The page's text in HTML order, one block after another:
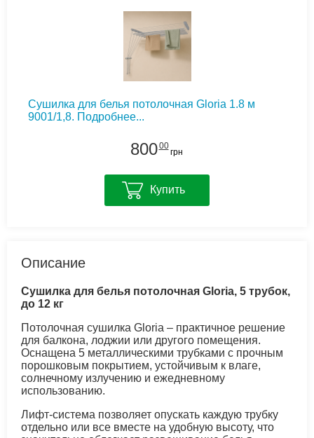
Сушилка для белья потолочная Gloria 1.8 м
9001/1,8. Подробнее...
80000
грн
Купить
Описание
Сушилка для белья потолочная Gloria, 5 трубок,
до 12 кг
Потолочная сушилка Gloria – практичное решение
для балкона, лоджии или другого помещения.
Оснащена 5 металлическими трубками с прочным
порошковым покрытием, устойчивым к влаге,
солнечному излучению и ежедневному
использованию.
Лифт-система позволяет опускать каждую трубку
отдельно или все вместе на удобную высоту, что